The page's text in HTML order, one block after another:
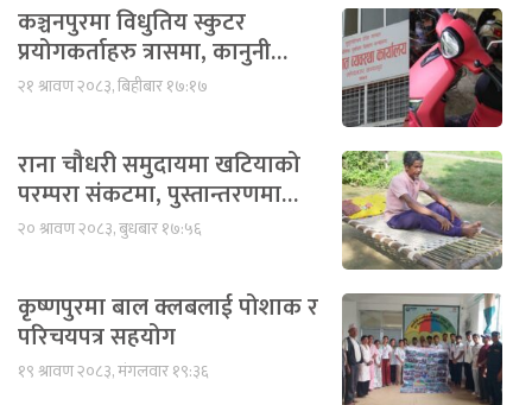
कञ्चनपुरमा विधुतिय स्कुटर
प्रयोगकर्ताहरु त्रासमा, कानुनी…
२१ श्रावण २०८३, बिहीबार १७:१७
राना चौधरी समुदायमा खटियाको
परम्परा संकटमा, पुस्तान्तरणमा…
२० श्रावण २०८३, बुधबार १७:५६
कृष्णपुरमा बाल क्लबलाई पोशाक र
परिचयपत्र सहयोग
१९ श्रावण २०८३, मंगलवार १९:३६